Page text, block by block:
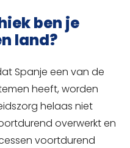
ben je
land?
Spanje een van de
heeft, worden
helaas niet
overwerkt en
voortdurend